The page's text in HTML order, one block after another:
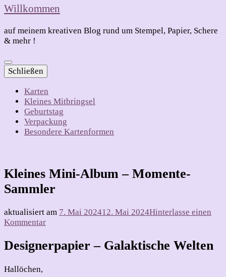
Willkommen
auf meinem kreativen Blog rund um Stempel, Papier, Schere
& mehr !
Schließen
Karten
Kleines Mitbringsel
Geburtstag
Verpackung
Besondere Kartenformen
Kleines Mini-Album – Momente-
Sammler
aktualisiert am 7. Mai 202412. Mai 2024Hinterlasse einen
Kommentarzu
Mini-
Album
Designerpapier – Galaktische Welten
Hallöchen,